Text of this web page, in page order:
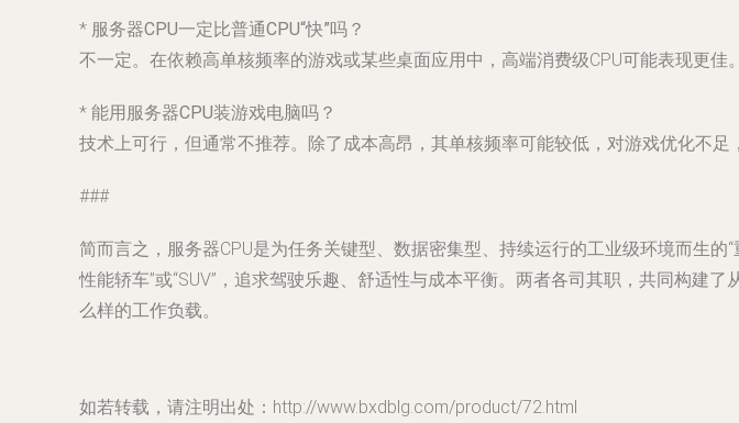
* 服务器CPU一定比普通CPU“快”吗？
不一定。在依赖高单核频率的游戏或某些桌面应用中，高端消费级CPU可能表现更佳
* 能用服务器CPU装游戏电脑吗？
技术上可行，但通常不推荐。除了成本高昂，其单核频率可能较低，对游戏优化不足
###
简而言之，服务器CPU是为任务关键型、数据密集型、持续运行的工业级环境而生的
性能轿车”或“SUV”，追求驾驶乐趣、舒适性与成本平衡。两者各司其职，共同构建
么样的工作负载。
如若转载，请注明出处：http://www.bxdblg.com/product/72.html